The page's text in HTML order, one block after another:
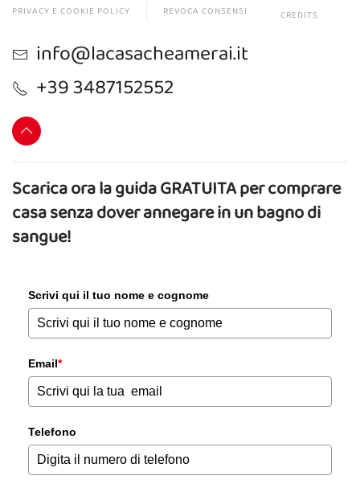
PRIVACY E COOKIE POLICY REVOCA CONSENSI CREDITS
info@lacasacheamerai.it
+39 3487152552
Scarica ora la guida GRATUITA per comprare
casa senza dover annegare in un bagno di
sangue!
Scrivi qui il tuo nome e cognome
Email*
Telefono